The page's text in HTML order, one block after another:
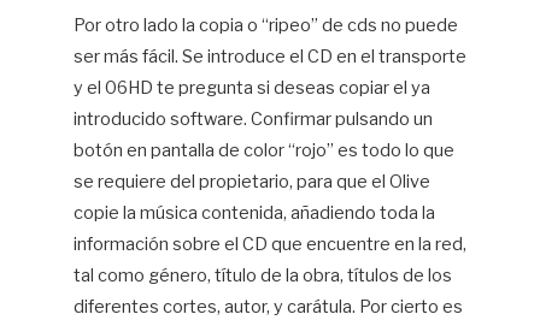
Por otro lado la copia o “ripeo” de cds no puede
ser más fácil. Se introduce el CD en el transporte
y el 06HD te pregunta si deseas copiar el ya
introducido software. Confirmar pulsando un
botón en pantalla de color “rojo” es todo lo que
se requiere del propietario, para que el Olive
copie la música contenida, añadiendo toda la
información sobre el CD que encuentre en la red,
tal como género, título de la obra, títulos de los
diferentes cortes, autor, y carátula. Por cierto es